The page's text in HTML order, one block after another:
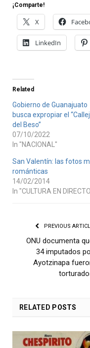
¡Comparte!
X
LinkedIn
Related
Gobierno de Guanajuato
busca expropiar el
del Beso”
07/10/2022
In "NACIONAL"
San Valentín: las fotos
románticas
14/02/2014
In "CULTURA EN
PREVIOUS
ONU documenta
34 imputados
Ayotzinapa
RELATED POSTS